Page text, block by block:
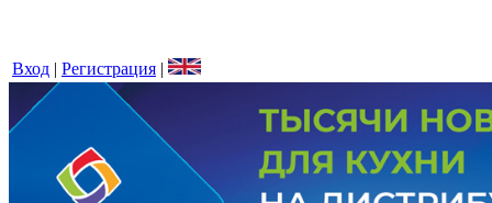
Вход | Регистрация |